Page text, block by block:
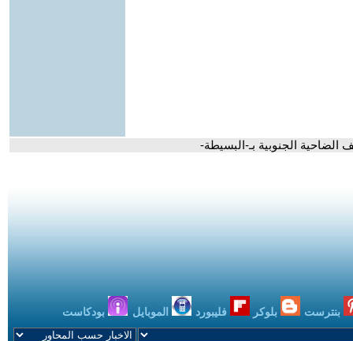
الضاحية الجنوبية بـ-البسيطة-
بنترست بلوكر فليبورد الموبايل بودكاست